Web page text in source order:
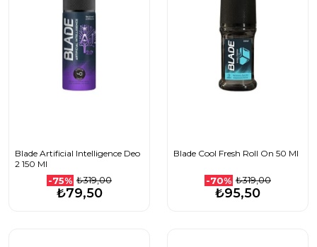
Blade Artificial Intelligence Deo
2 150 Ml
-75% ₺319,00
₺79,50
Blade Cool Fresh Roll On 50 Ml
-70% ₺319,00
₺95,50